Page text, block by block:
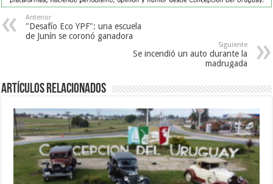
Anterior
"Desafío Eco YPF": una escuela
de Junín se coronó ganadora
Siguiente
Se incendió un auto durante la
madrugada
Artículos Relacionados